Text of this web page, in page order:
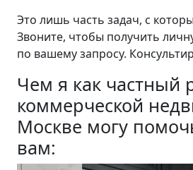
Это лишь часть задач, с
Звоните, чтобы получить
по вашему запросу.
Чем я как частный
коммерческой
Москве могу
вам: